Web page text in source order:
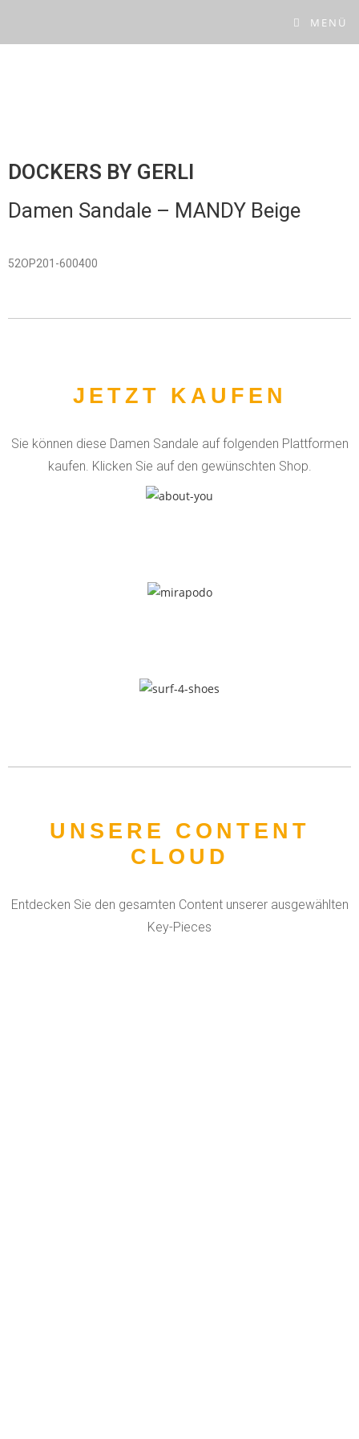
MENÜ
DOCKERS BY GERLI
Damen Sandale – MANDY Beige
52OP201-600400
JETZT KAUFEN
Sie können diese Damen Sandale auf folgenden Plattformen
kaufen. Klicken Sie auf den gewünschten Shop.
UNSERE CONTENT
CLOUD
Entdecken Sie den gesamten Content unserer ausgewählten
Key-Pieces